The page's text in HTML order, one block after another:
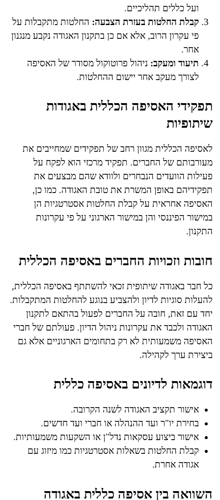
ועל כללים תהליכיים.
קבלת החלטות בעזרת הצבעה: החלטות מתקבלות על
פי עקרון הרוב, אלא אם כן בתקנון האגודה נקבע מנגנון
אחר.
תיעוד ומעקב: ניהול פרוטוקול מסודר של האסיפה
לצורך מעקב אחר יישום ההחלטות.
תפקידי האסיפה הכללית באגודות
שיתופיות
לאסיפה הכללית מגוון רחב של תפקידים שמחייבים את
מעורבותם של החברים. תפקיד מרכזי הוא לפקח על
פעילות הוועדים הנבחרים ולוודא שהם מבצעים את
תפקידיהם באופן המשרת את טובת האגודה. כמו כן,
האסיפה אחראית על קבלת החלטות אסטרטגיות הן
במישור הפיננסי והן במישור הארגוני על פי עקרונות
התקנון.
חובות וזכויות החברים באסיפה הכללית
כל חבר באגודה שיתופית זכאי להשתתף באסיפה הכללית,
להעלות סוגיות לדיון ולהצביע בנוגע להחלטות המתקבלות.
יחד עם זאת, חובה על החברים לפעול בהתאם לתקנון
האגודה ולכבד את עקרונות ניהול הדיון. פעולתם של חברי
האסיפה משמעותית לא רק בתחומים הארגוניים אלא גם
ביצירת ערך לקהילה.
דוגמאות לדיונים באסיפה כללית
אישור תקציב האגודה לשנה הקרובה.
בחירת יו"ר ועד ההנהלה או חברי ועד חדשים.
אישור ביצוע עסקאות נדל"ן או השקעות משמעותיות.
קבלת החלטות בשאלות אסטרטגיות כמו מיזוג עם
אגודה אחרת.
השוואה בין אסיפה כללית באגודה